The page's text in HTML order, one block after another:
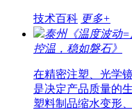
技术百科 更多+
泰州《温度波动
控温，稳如磐石》
在精密注塑、光学
是决定产品质量的
塑料制品缩水变形